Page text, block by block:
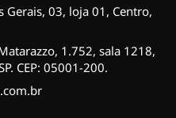
03, loja 01, Centro,
1.752, sala 1218,
CEP: 05001-200.